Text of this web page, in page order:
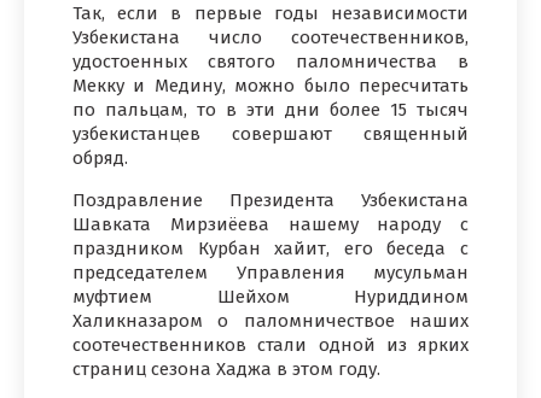
Так, если в первые годы независимости
Узбекистана число соотечественников,
удостоенных святого паломничества в
Мекку и Медину, можно было пересчитать
по пальцам, то в эти дни более 15 тысяч
узбекистанцев совершают священный
обряд.
Поздравление Президента Узбекистана
Шавката Мирзиёева нашему народу с
праздником Курбан хайит, его беседа с
председателем Управления мусульман
муфтием Шейхом Нуриддином
Халикназаром о паломничествое наших
соотечественников стали одной из ярких
страниц сезона Хаджа в этом году.